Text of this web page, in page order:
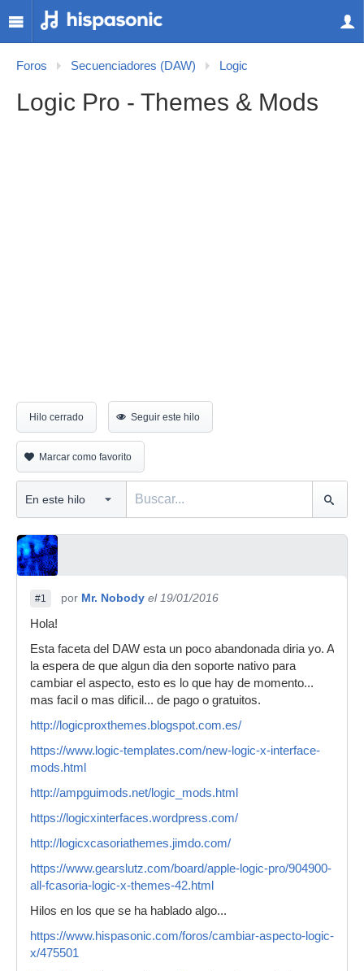
Foros Secuenciadores (DAW) Logic
Logic Pro - Themes & Mods
Hilo cerrado Seguir este hilo
Marcar como favorito
#1 por Mr. Nobody el 19/01/2016
Hola!
Esta faceta del DAW esta un poco abandonada diria yo. A
la espera de que algun dia den soporte nativo para
cambiar el aspecto, esto es lo que hay de momento...
mas facil o mas dificil... de pago o gratuitos.
http://logicproxthemes.blogspot.com.es/
https://www.logic-templates.com/new-logic-x-interface-
mods.html
http://ampguimods.net/logic_mods.html
https://logicxinterfaces.wordpress.com/
http://logicxcasoriathemes.jimdo.com/
https://www.gearslutz.com/board/apple-logic-pro/904900-
all-fcasoria-logic-x-themes-42.html
Hilos en los que se ha hablado algo...
https://www.hispasonic.com/foros/cambiar-aspecto-logic-
x/475501